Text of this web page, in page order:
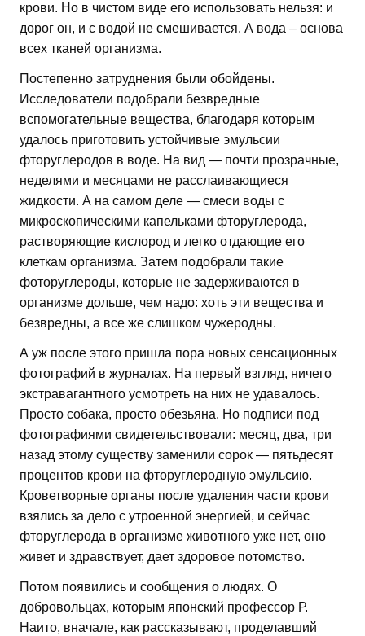
крови. Но в чистом виде его использовать нельзя: и
дорог он, и с водой не смешивается. А вода – основа
всех тканей организма.
Постепенно затруднения были обойдены.
Исследователи подобрали безвредные
вспомогательные вещества, благодаря которым
удалось приготовить устойчивые эмульсии
фторуглеродов в воде. На вид — почти прозрачные,
неделями и месяцами не расслаивающиеся
жидкости. А на самом деле — смеси воды с
микроскопическими капельками фторуглерода,
растворяющие кислород и легко отдающие его
клеткам организма. Затем подобрали такие
фоторуглероды, которые не задерживаются в
организме дольше, чем надо: хоть эти вещества и
безвредны, а все же слишком чужеродны.
А уж после этого пришла пора новых сенсационных
фотографий в журналах. На первый взгляд, ничего
экстравагантного усмотреть на них не удавалось.
Просто собака, просто обезьяна. Но подписи под
фотографиями свидетельствовали: месяц, два, три
назад этому существу заменили сорок — пятьдесят
процентов крови на фторуглеродную эмульсию.
Кроветворные органы после удаления части крови
взялись за дело с утроенной энергией, и сейчас
фторуглерода в организме животного уже нет, оно
живет и здравствует, дает здоровое потомство.
Потом появились и сообщения о людях. О
добровольцах, которым японский профессор Р.
Наито, вначале, как рассказывают, проделавший